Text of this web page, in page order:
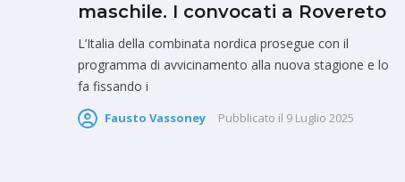
maschile. I convocati a Rovereto
L’Italia della combinata nordica prosegue con il
programma di avvicinamento alla nuova stagione e lo
fa fissando i
Fausto Vassoney Pubblicato il 9 Luglio 2025